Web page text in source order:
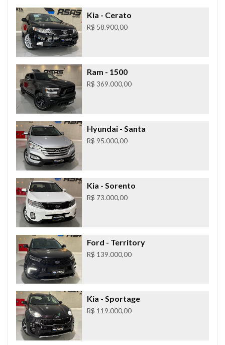
Kia - Cerato
R$ 58.900,00
Ram - 1500
R$ 369.000,00
Hyundai- Santa
R$ 95.000,00
Kia - Sorento
R$ 73.000,00
Ford - Territory
R$ 139.000,00
Kia - Sportage
R$ 119.000,00